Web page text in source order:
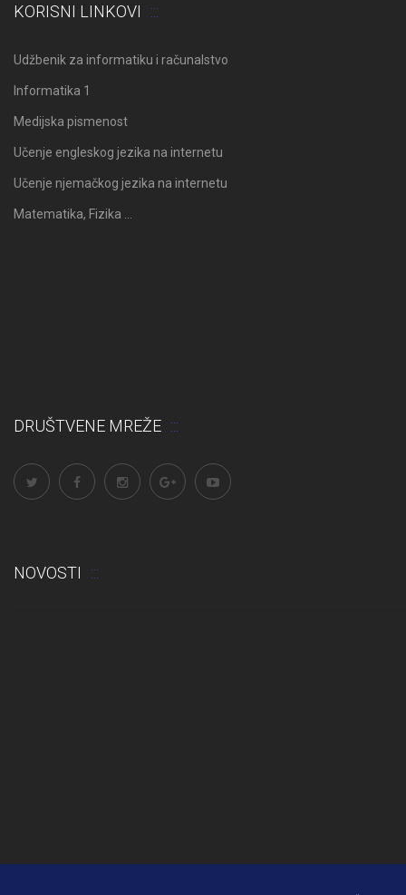
KORISNI LINKOVI
Udžbenik za informatiku i računalstvo
Informatika 1
Medijska pismenost
Učenje engleskog jezika na internetu
Učenje njemačkog jezika na internetu
Matematika, Fizika …
DRUŠTVENE MREŽE
NOVOSTI